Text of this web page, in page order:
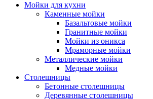
Мойки для кухни
Каменные мойки
Базальтовые мойки
Гранитные мойки
Мойки из оникса
Мраморные мойки
Металлические мойки
Медные мойки
Столешницы
Бетонные столешницы
Деревянные столешницы